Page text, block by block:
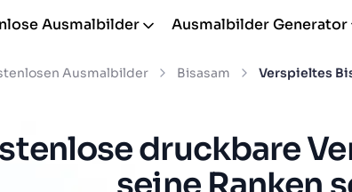
Ausmalbilder Ausmalbilder Generator
Ausmalbilder Bisasam Verspieltes
druckbare